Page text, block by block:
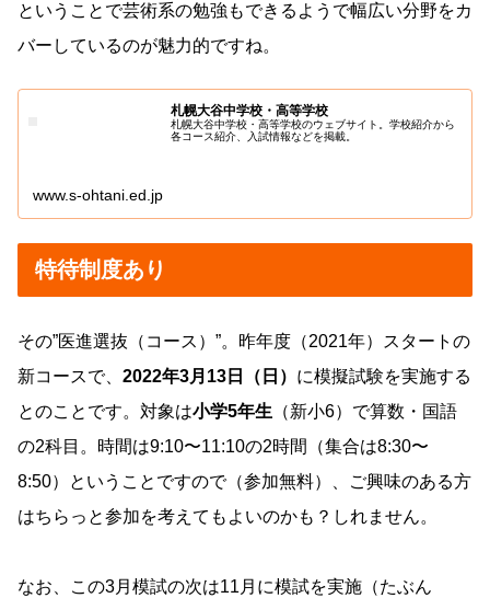
ということで芸術系の勉強もできるようで幅広い分野をカ
バーしているのが魅力的ですね。
札幌大谷中学校・高等学校
札幌大谷中学校・高等学校のウェブサイト。学校紹介から
各コース紹介、入試情報などを掲載。
www.s-ohtani.ed.jp
特待制度あり
その”医進選抜（コース）”。昨年度（2021年）スタートの
新コースで、 2022年3月13日（日） に模擬試験を実施する
とのことです。対象は小学5年生 （新小6）で算数・国語
の2科目。時間は9:10〜11:10の2時間（集合は8:30〜
8:50）ということですので（参加無料）、ご興味のある方
はちらっと参加を考えてもよいのかも？しれません。
なお、この3月模試の次は11月に模試を実施（たぶん